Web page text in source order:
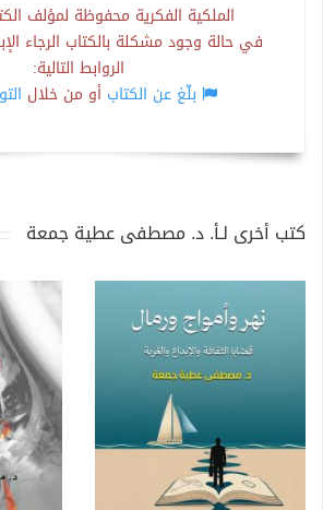
الملكية الفكرية محفوظة لمؤلف
في حالة وجود مشكلة بالكتاب الرجاء
الروابط التالية:
بلّغ عن الكتاب أو من خلال
كتب أخرى لـأ. د. مصطفى عطية جمعة